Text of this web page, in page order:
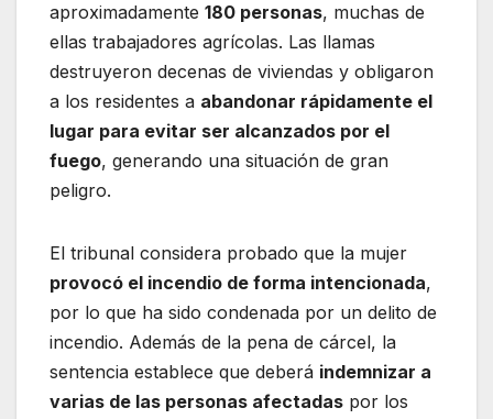
aproximadamente 180 personas, muchas de
ellas trabajadores agrícolas. Las llamas
destruyeron decenas de viviendas y obligaron
a los residentes a abandonar rápidamente el
lugar para evitar ser alcanzados por el
fuego, generando una situación de gran
peligro.
El tribunal considera probado que la mujer
provocó el incendio de forma intencionada,
por lo que ha sido condenada por un delito de
incendio. Además de la pena de cárcel, la
sentencia establece que deberá indemnizar a
varias de las personas afectadas por los